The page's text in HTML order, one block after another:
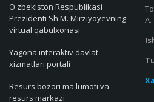
O'zbekiston Respublikasi
Prezidenti Sh.M. Mirziyoyevning
virtual qabulxonasi
Yagona interaktiv davlat
xizmatlari portali
Resurs bozori ma'lumoti va
resurs markazi